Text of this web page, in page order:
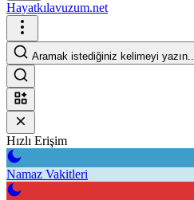
Hayatkılavuzum.net
Aramak istediğiniz kelimeyi yazın..
Hızlı Erişim
Namaz Vakitleri